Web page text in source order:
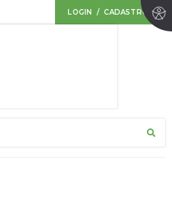
LOGIN / CADASTRO